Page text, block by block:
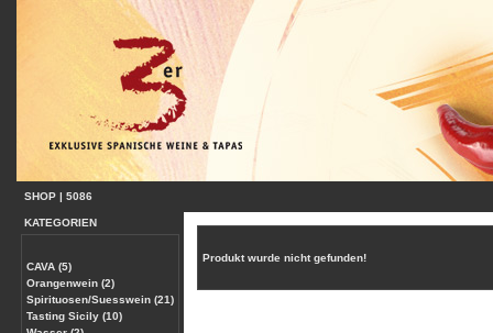
SHOP | 5086
KATEGORIEN
CAVA (5)
Orangenwein (2)
Spirituosen/Suesswein (21)
Tasting Sicily (10)
Produkt wurde nicht gefunden!